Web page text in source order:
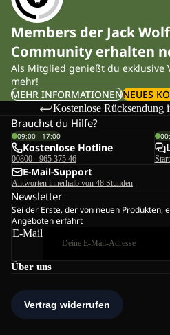
Members der Jack
Community erhalten
Als Mitglied genießt du exklusive
mehr!
MEHR INFORMATIONENNEUES
Kostenlose Rücksendung
Über uns
Brauchst du Hilfe?
09:00 - 17:00
Kostenlose Hotline
00800 - 965 375 46
E-Mail-Support
Antworten innerhalb von 48 Stunden
Newsletter
Sei der Erste, der von neuen Produkten,
Angeboten erfährt
E-Mail